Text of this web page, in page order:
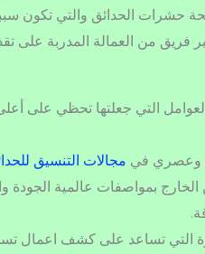
الحدائق والتي تكون
فريق من العمالة المدربة على
التي جعلتها تحظي على
وعصري في مجالات التنسيق
بمواصفات عالمية الجودة
التي تساعد على كشف اعمال